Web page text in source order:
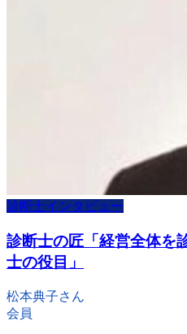
診断士インタビュー
診断士の匠「経営全体を
士の役目」
松本典子さん
会員